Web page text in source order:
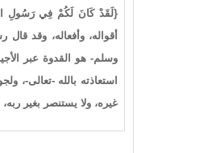
وسلم- هو القدوة عبر
استعاذته بالله -تعالى-،
غيره، ولا يستنصر بغير